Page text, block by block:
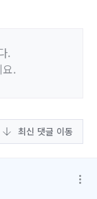
.
.
최신 댓글 이동